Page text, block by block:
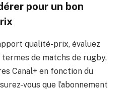
pour un bon
qualité-prix, évaluez
termes de matchs de rugby,
Canal+ en fonction du
vous que l’abonnement